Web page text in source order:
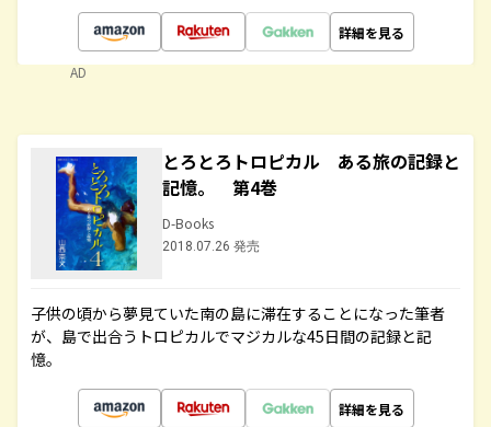
詳細を見る
AD
とろとろトロピカル ある旅の記録と
記憶。 第4巻
D-Books
2018.07.26 発売
子供の頃から夢見ていた南の島に滞在することになった筆者
が、島で出合うトロピカルでマジカルな45日間の記録と記
憶。
詳細を見る